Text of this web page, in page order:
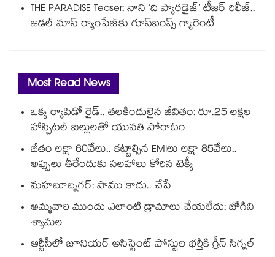
THE PARADISE Teaser: నాని ‘ది ప్యారడైజ్‌‌’ టీజర్ రిలీజ్..
జడల్ మాస్ ర్యాంపేజ్‌కు గూస్‌బంప్స్ గ్యారెంటీ
Most Read News
ఒక్క ర్యాపిడో రైడ్.. తలకిందులైన జీవితం: రూ.25 లక్షల
హాస్పిటల్ బిల్లులతో యువతి పోరాటం
జీతం లక్షా 60వేలు.. కట్టాల్సిన EMIలు లక్షా 85వేలు..
అప్పులు తీరేందుకు సలహాలు కోరిన టెక్కీ
మహబూబ్నగర్: పాము కాదు.. చేపే
అమ్మవారి ముందు ఎలాంటి డ్రామాలు చేయలేదు: జోగిని
శ్యామల
ఆర్టీసీలో జూనియర్ అసిస్టెంట్‌‌ పోస్టుల భర్తీకి గ్రీన్‌‌ సిగ్నల్